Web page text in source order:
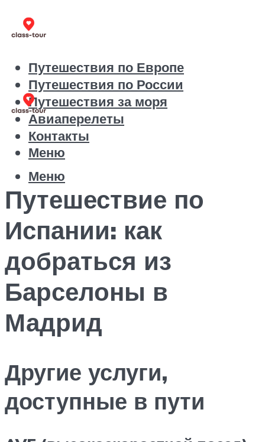
Путешествия по Европе
Путешествия по России
Путешествия за моря
Авиаперелеты
Контакты
Меню
Меню
Путешествие по
Испании: как
добраться из
Барселоны в
Мадрид
Другие услуги,
доступные в пути